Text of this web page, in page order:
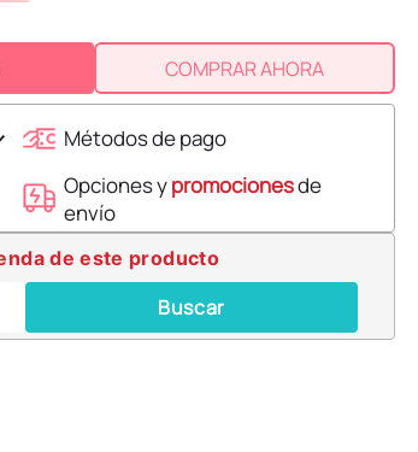
COMPRAR AHORA
Métodos de pago
Opciones ypromocionesde
envío
de este producto
Buscar